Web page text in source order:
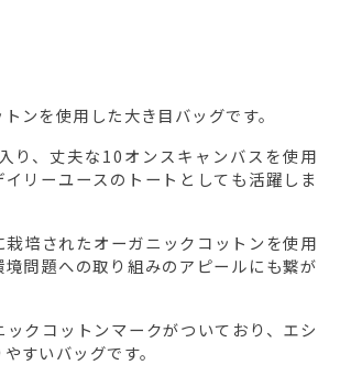
ンを使用した大き目バッグです。
り、丈夫な10オンスキャンバスを使用
イリーユースのトートとしても活躍しま
栽培されたオーガニックコットンを使用
境問題への取り組みのアピールにも繋が
ックコットンマークがついており、エシ
すいバッグです。